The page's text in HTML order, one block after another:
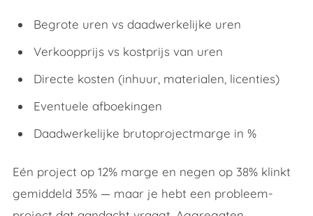
Begrote uren vs daadwerkelijke uren
Verkoopprijs vs kostprijs van uren
Directe kosten (inhuur, materialen, licenties)
Eventuele afboekingen
Daadwerkelijke brutoprojectmarge in %
Eén project op 12% marge en negen op 38% klinkt
gemiddeld 35% — maar je hebt een probleem-